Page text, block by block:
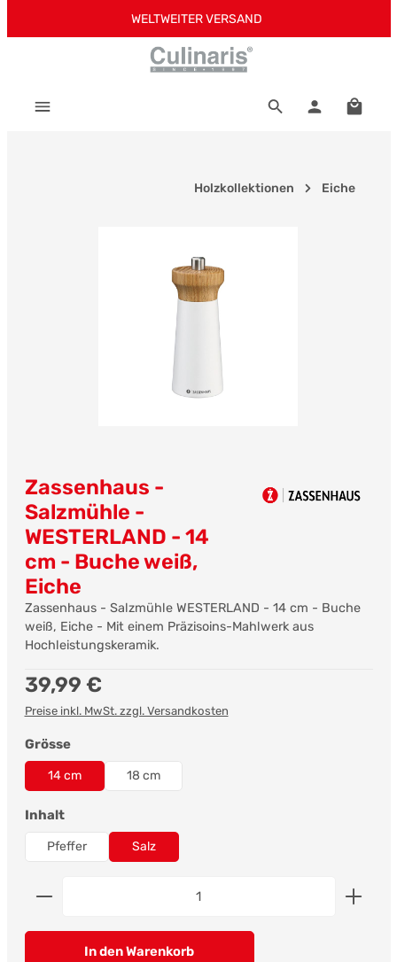
Zum Hauptinhalt springenWELTWEITER VERSAND
Holzkollektionen Eiche
Zassenhaus -
Salzmühle -
WESTERLAND - 14
cm - Buche weiß,
Eiche
Zassenhaus - Salzmühle WESTERLAND - 14 cm - Buche
weiß, Eiche - Mit einem Präzisoins-Mahlwerk aus
Hochleistungskeramik.
Regulärer Preis:
39,99 €
Preise inkl. MwSt. zzgl. Versandkosten
Grösseauswählen
14 cm 18 cm
Inhaltauswählen
Pfeffer Salz
Produkt Anzahl: Gib den gewünschten Wert ein
In den Warenkorb